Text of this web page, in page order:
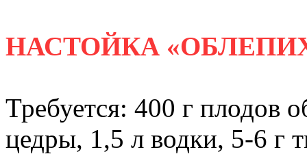
НАСТОЙКА
Требуется: 400 г плодов
цедры, 1,5 л водки, 5-6 г